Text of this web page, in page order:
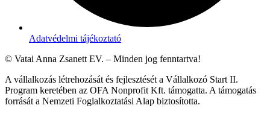
Adatvédelmi tájékoztató
© Vatai Anna Zsanett EV. – Minden jog fenntartva!
A vállalkozás létrehozását és fejlesztését a Vállalkozó Start II.
Program keretében az OFA Nonprofit Kft. támogatta. A támogatás
forrását a Nemzeti Foglalkoztatási Alap biztosította.